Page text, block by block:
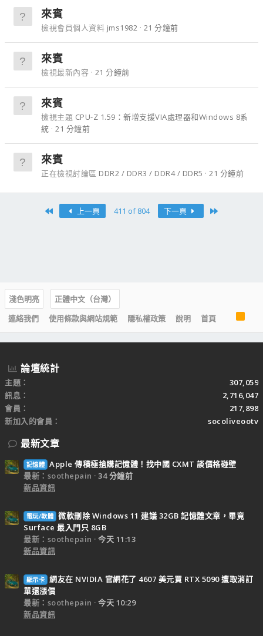
來賓
檢視會員個人資料 jms1982 21 分鐘前
來賓
檢視最新內容 21 分鐘前
來賓
檢視主題 CPU-Z 1.59：新增支援VIA處理器和Windows 8系
統
21 分鐘前
來賓
正在檢視討論區 DDR2 / DDR3 / DDR4 / DDR5 21 分鐘前
上一頁 411 of 804 下一頁
淺色明亮
正體中文（台灣）
連絡我們
使用條款與網站規範 隱私權政策 說明 首頁
R
S
S
論壇統計
主題
307,059
訊息
2,716,047
會員
217,898
新加入的會員
socoliveootv
最新文章
記憶體 Apple 傳積極搶購記憶體！找中國 CXMT 談價格碰壁
最新：soothepain
34 分鐘前
新品資訊
電玩/軟體 微軟刪除 Windows 11 建議 32GB 記憶體文章，畢竟
Surface 最入門只 8GB
最新：soothepain
今天 11:13
新品資訊
顯示卡 網友在 NVIDIA 官網花了 4607 美元買 RTX 5090 遭取消訂
單還漲價
最新：soothepain
今天 10:29
新品資訊